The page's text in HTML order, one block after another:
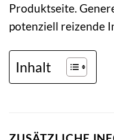
Produktseite.
potenziell reizende
Inhalt